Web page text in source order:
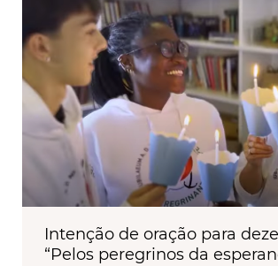
Intenção de oração para
“Pelos peregrinos da